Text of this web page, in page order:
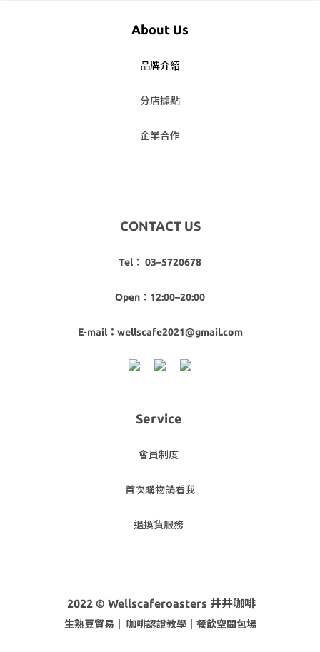
About Us
品牌介紹
分店據點
企業合作
CONTACT US
Tel： 03–5720678
Open：12:00–20:00
E-mail：wellscafe2021@gmail.com
Service
會員制度
首次購物請看我
退換貨服務
2022 © Wellscaferoasters 井井咖啡
生熟豆貿易｜ 咖啡認證教學｜餐飲空間包場